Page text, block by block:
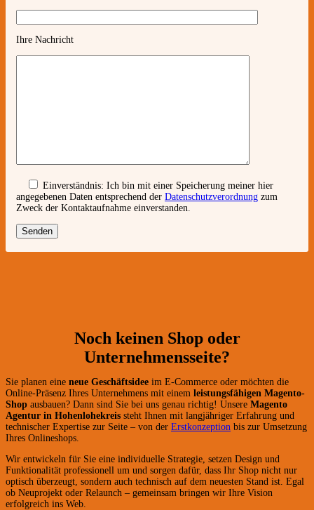
Ihre Nachricht
Einverständnis: Ich bin mit einer Speicherung meiner hier
angegebenen Daten entsprechend der Datenschutzverordnung zum
Zweck der Kontaktaufnahme einverstanden.
Noch keinen Shop oder
Unternehmensseite?
Sie planen eine neue Geschäftsidee im E-Commerce oder möchten die
Online-Präsenz Ihres Unternehmens mit einem leistungsfähigen Magento-
Shop ausbauen? Dann sind Sie bei uns genau richtig! Unsere Magento
Agentur in Hohenlohekreis steht Ihnen mit langjähriger Erfahrung und
technischer Expertise zur Seite – von der Erstkonzeption bis zur Umsetzung
Ihres Onlineshops.
Wir entwickeln für Sie eine individuelle Strategie, setzen Design und
Funktionalität professionell um und sorgen dafür, dass Ihr Shop nicht nur
optisch überzeugt, sondern auch technisch auf dem neuesten Stand ist. Egal
ob Neuprojekt oder Relaunch – gemeinsam bringen wir Ihre Vision
erfolgreich ins Web.